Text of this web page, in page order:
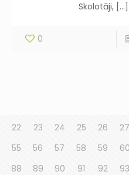
Skolotāji,[…]
0
22 23 24 25 26 27
55 56 57 58 59 60
88 89 90 91 92 93